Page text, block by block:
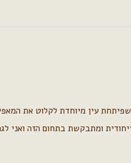
עין מיוחדת לקלוט את
ומתבקשת בתחום הזה ואני